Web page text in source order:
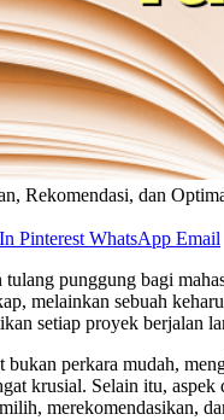
Rekomendasi, dan
Pinterest WhatsApp Email
punggung bagi
melainkan sebuah
setiap proyek berjalan
perkara mudah,
krusial. Selain itu,
merekomendasikan,